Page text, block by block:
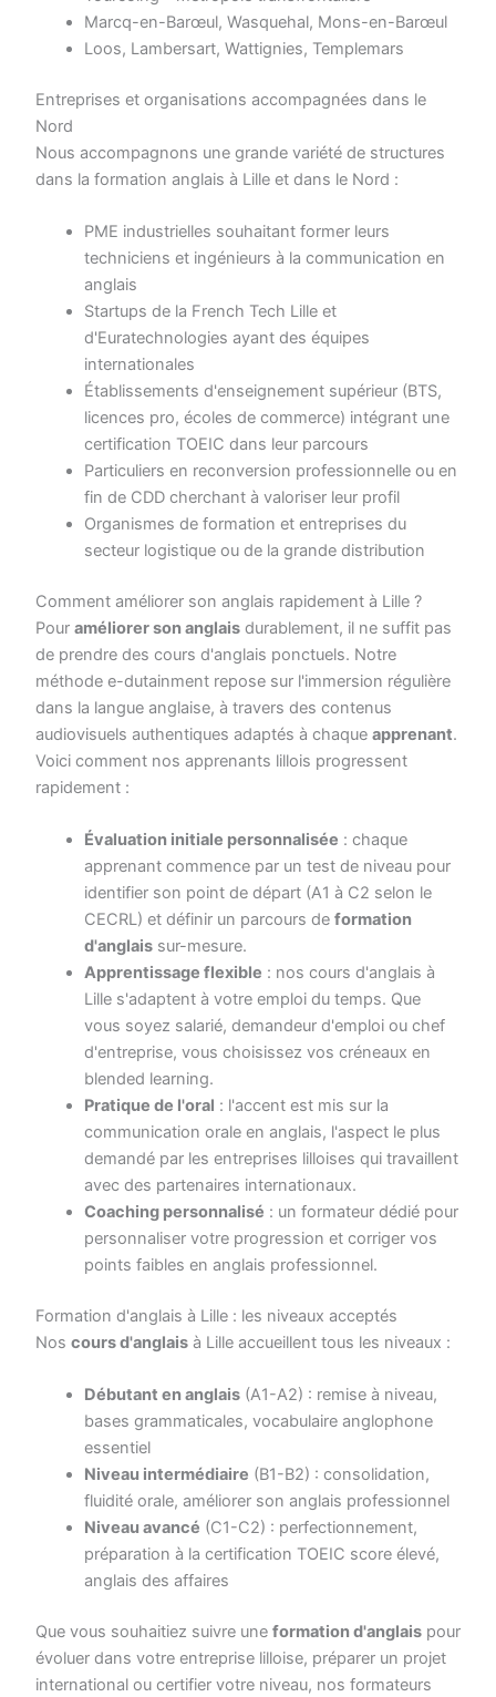
Marcq-en-Barœul, Wasquehal, Mons-en-Barœul
Loos, Lambersart, Wattignies, Templemars
Entreprises et organisations accompagnées dans le
Nord
Nous accompagnons une grande variété de structures
dans la formation anglais à Lille et dans le Nord :
PME industrielles souhaitant former leurs
techniciens et ingénieurs à la communication en
anglais
Startups de la French Tech Lille et
d'Euratechnologies ayant des équipes
internationales
Établissements d'enseignement supérieur (BTS,
licences pro, écoles de commerce) intégrant une
certification TOEIC dans leur parcours
Particuliers en reconversion professionnelle ou en
fin de CDD cherchant à valoriser leur profil
Organismes de formation et entreprises du
secteur logistique ou de la grande distribution
Comment améliorer son anglais rapidement à Lille ?
Pour améliorer son anglais durablement, il ne suffit pas
de prendre des cours d'anglais ponctuels. Notre
méthode e-dutainment repose sur l'immersion régulière
dans la langue anglaise, à travers des contenus
audiovisuels authentiques adaptés à chaque apprenant.
Voici comment nos apprenants lillois progressent
rapidement :
Évaluation initiale personnalisée : chaque
apprenant commence par un test de niveau pour
identifier son point de départ (A1 à C2 selon le
CECRL) et définir un parcours de formation
d'anglaissur-mesure.
Apprentissage flexible : nos cours d'anglais à
Lille s'adaptent à votre emploi du temps. Que
vous soyez salarié, demandeur d'emploi ou chef
d'entreprise, vous choisissez vos créneaux en
blended learning.
Pratique de l'oral : l'accent est mis sur la
communication orale en anglais, l'aspect le plus
demandé par les entreprises lilloises qui travaillent
avec des partenaires internationaux.
Coaching personnalisé : un formateur dédié pour
personnaliser votre progression et corriger vos
points faibles en anglais professionnel.
Formation d'anglais à Lille : les niveaux acceptés
Nos cours d'anglais à Lille accueillent tous les niveaux :
Débutant en anglais(A1-A2) : remise à niveau,
bases grammaticales, vocabulaire anglophone
essentiel
Niveau intermédiaire (B1-B2) : consolidation,
fluidité orale, améliorer son anglais professionnel
Niveau avancé (C1-C2) : perfectionnement,
préparation à la certification TOEIC score élevé,
anglais des affaires
Que vous souhaitiez suivre une formation d'anglais pour
évoluer dans votre entreprise lilloise, préparer un projet
international ou certifier votre niveau, nos formateurs